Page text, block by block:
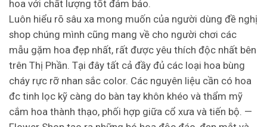
hoa với chất lượng tốt đảm bảo.
Luôn hiểu rõ sâu xa mong muốn của người dùng đề nghị
shop chúng mình cũng mang về cho người chơi các
mẫu gặm hoa đẹp nhất, rất được yêu thích độc nhất bên
trên Thị Phần. Tại đây tất cả đầy đủ các loại hoa bùng
cháy rực rỡ nhan sắc color. Các nguyên liệu cần có hoa
đc tinh lọc kỹ càng do bàn tay khôn khéo và thẩm mỹ
cắm hoa thành thạo, phối hợp giữa cổ xưa và tiến bộ. —